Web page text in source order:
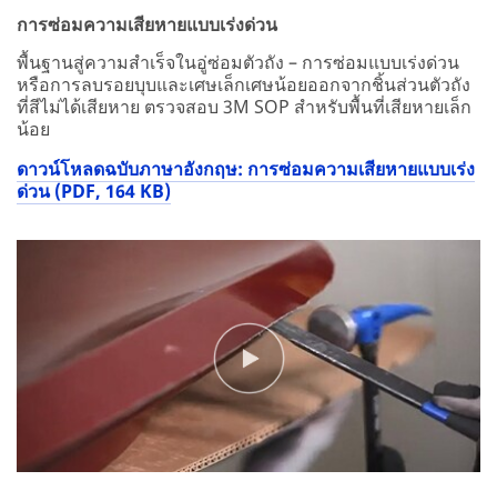
การซ่อมความเสียหายแบบเร่งด่วน
พื้นฐานสู่ความสำเร็จในอู่ซ่อมตัวถัง – การซ่อมแบบเร่งด่วน
หรือการลบรอยบุบและเศษเล็กเศษน้อยออกจากชิ้นส่วนตัวถัง
ที่สีไม่ได้เสียหาย ตรวจสอบ 3M SOP สำหรับพื้นที่เสียหายเล็ก
น้อย
ดาวน์โหลดฉบับภาษาอังกฤษ: การซ่อมความเสียหายแบบเร่ง
ด่วน (PDF, 164 KB)